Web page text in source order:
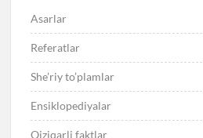
Asarlar
Referatlar
She’riy to’plamlar
Ensiklopediyalar
Qiziqarli faktlar